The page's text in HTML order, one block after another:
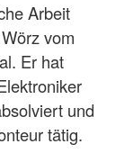
Arbeit
vom
Er hat
und
tätig.